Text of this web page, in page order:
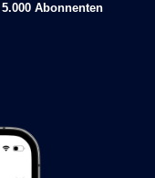
5.000 Abonnenten